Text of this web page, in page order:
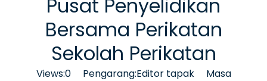
Pusat Penyelidikan
Bersama Perikatan
Sekolah Perikatan
Views:0Pengarang:Editor tapak Masa